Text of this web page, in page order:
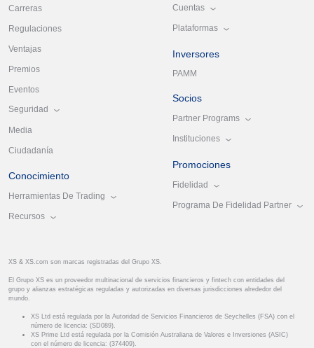
Carreras
Regulaciones
Ventajas
Premios
Eventos
Seguridad
Media
Ciudadanía
Conocimiento
Herramientas De Trading
Recursos
Cuentas
Plataformas
Inversores
PAMM
Socios
Partner Programs
Instituciones
Promociones
Fidelidad
Programa De Fidelidad Partner
XS & XS.com son marcas registradas del Grupo XS.
El Grupo XS es un proveedor multinacional de servicios financieros y fintech con entidades del
grupo y alianzas estratégicas reguladas y autorizadas en diversas jurisdicciones alrededor del
mundo.
XS Ltd está regulada por la Autoridad de Servicios Financieros de Seychelles (FSA) con el
número de licencia: (SD089).
XS Prime Ltd está regulada por la Comisión Australiana de Valores e Inversiones (ASIC)
con el número de licencia: (374409).